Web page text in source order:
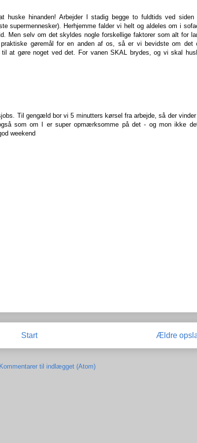
huske hinanden! Arbejder I stadig begge to fuldtids ved siden
supermennesker). Herhjemme falder vi helt og aldeles om i
Men selv om det skyldes nogle forskellige faktorer som alt for
gøremål for en anden af os, så er vi bevidste om det
at gøre noget ved det. For vanen SKAL brydes, og vi skal
Til gengæld bor vi 5 minutters kørsel fra arbejde, så der vinder
som om I er super opmærksomme på det - og mon ikke
weekend
Ældre
Start
Kommentarer til indlægget (Atom)